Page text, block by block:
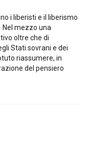
i liberisti e il liberismo
Nel mezzo una
oltre che di
Stati sovrani e dei
riassumere, in
del pensiero